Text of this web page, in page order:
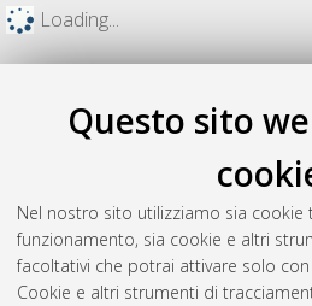
Questo sito
Nel nostro sito utilizziamo sia cookie
funzionamento, sia cookie e altri
facoltativi che potrai attivare solo
Cookie e altri strumenti di
Loading...